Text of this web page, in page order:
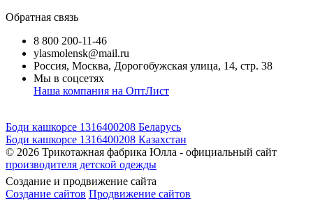
Обратная связь
8 800 200-11-46
ylasmolensk@mail.ru
Россия, Москва, Дорогобужская улица, 14, стр. 38
Мы в соцсетях
Наша компания на ОптЛист
Боди кашкорсе 1316400208 Беларусь
Боди кашкорсе 1316400208 Казахстан
© 2026 Трикотажная фабрика Юлла - официальный сайт
производителя детской одежды
Создание и продвижение сайта
Создание сайтов Продвижение сайтов